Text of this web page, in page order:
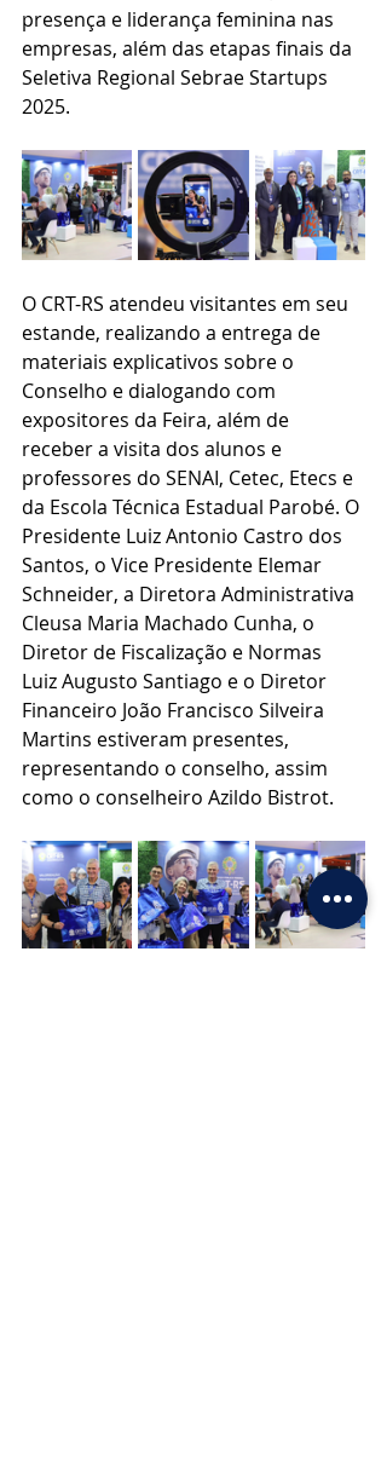
presença e liderança feminina nas
empresas, além das etapas finais da
Seletiva Regional Sebrae Startups
2025.
O CRT-RS atendeu visitantes em seu
estande, realizando a entrega de
materiais explicativos sobre o
Conselho e dialogando com
expositores da Feira, além de
receber a visita dos alunos e
professores do SENAI, Cetec, Etecs e
da Escola Técnica Estadual Parobé. O
Presidente Luiz Antonio Castro dos
Santos, o Vice Presidente Elemar
Schneider, a Diretora Administrativa
Cleusa Maria Machado Cunha, o
Diretor de Fiscalização e Normas
Luiz Augusto Santiago e o Diretor
Financeiro João Francisco Silveira
Martins estiveram presentes,
representando o conselho, assim
como o conselheiro Azildo Bistrot.